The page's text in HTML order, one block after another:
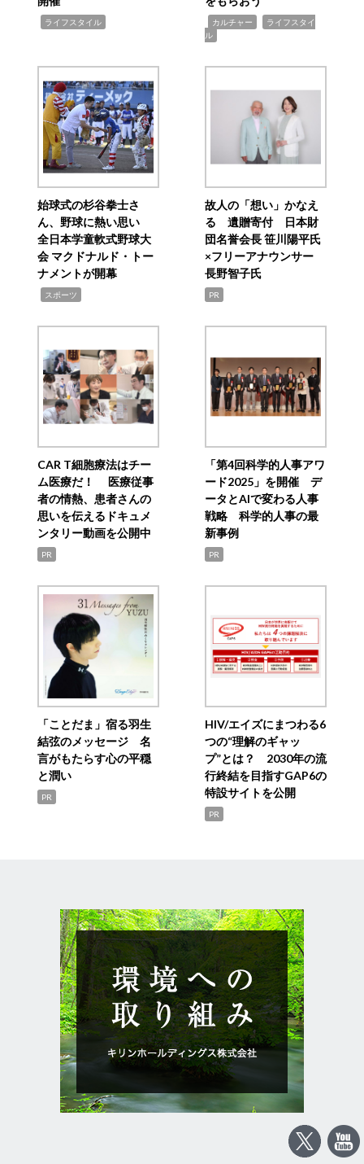
ライフスタイル カルチャー
ライフスタイ
ル
始球式の杉谷拳士さ
ん、野球に熱い思い
全日本学童軟式野球大
会 マクドナルド・トー
ナメントが開幕
スポーツ
故人の「想い」かなえ
る 遺贈寄付 日本財
団名誉会長 笹川陽平氏
×フリーアナウンサー
長野智子氏
PR
CAR T細胞療法はチー
ム医療だ！ 医療従事
者の情熱、患者さんの
思いを伝えるドキュメ
ンタリー動画を公開中
PR
「第4回科学的人事アワ
ード2025」を開催 デ
ータとAIで変わる人事
戦略 科学的人事の最
新事例
PR
「ことだま」宿る羽生
結弦のメッセージ 名
言がもたらす心の平穏
と潤い
PR
HIV/エイズにまつわる6
つの“理解のギャッ
プ”とは？ 2030年の流
行終結を目指すGAP6の
特設サイトを公開
PR